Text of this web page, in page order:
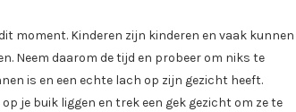
moment. Kinderen zijn kinderen en vaak kunnen
Neem daarom de tijd en probeer om niks te
is en een echte lach op zijn gezicht heeft.
je buik liggen en trek een gek gezicht om ze te